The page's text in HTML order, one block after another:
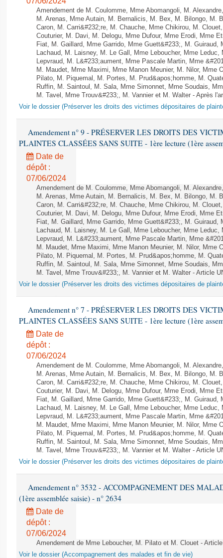
Amendement de M. Coulomme, Mme Abomangoli, M.
M. Arenas, Mme Autain, M. Bernalicis, M. Bex, M. Bilongo, M.
Caron, M. Carri&#232;re, M. Chauche, Mme Chikirou, M.
Couturier, M. Davi, M. Delogu, Mme Dufour, Mme Erodi, Mme
Fiat, M. Gaillard, Mme Garrido, Mme Guett&#233;, M.
Lachaud, M. Laisney, M. Le Gall, Mme Leboucher, Mme
Lepvraud, M. L&#233;aument, Mme Pascale Martin, Mme
M. Maudet, Mme Maximi, Mme Manon Meunier, M. Nilor, Mme
Pilato, M. Piquemal, M. Portes, M. Prud&apos;homme, M.
Ruffin, M. Saintoul, M. Sala, Mme Simonnet, Mme Soudais,
M. Tavel, Mme Trouv&#233;, M. Vannier et M. Walter - Après
Voir le dossier (Préserver les droits des victimes dépositaires de
Amendement n° 9 - PRÉSERVER LES DROITS DES
PLAINTES CLASSÉES SANS SUITE - 1ère lecture (1ère
Date de
dépôt :
07/06/2024
Amendement de M. Coulomme, Mme Abomangoli, M.
M. Arenas, Mme Autain, M. Bernalicis, M. Bex, M. Bilongo, M.
Caron, M. Carri&#232;re, M. Chauche, Mme Chikirou, M.
Couturier, M. Davi, M. Delogu, Mme Dufour, Mme Erodi, Mme
Fiat, M. Gaillard, Mme Garrido, Mme Guett&#233;, M.
Lachaud, M. Laisney, M. Le Gall, Mme Leboucher, Mme
Lepvraud, M. L&#233;aument, Mme Pascale Martin, Mme
M. Maudet, Mme Maximi, Mme Manon Meunier, M. Nilor, Mme
Pilato, M. Piquemal, M. Portes, M. Prud&apos;homme, M.
Ruffin, M. Saintoul, M. Sala, Mme Simonnet, Mme Soudais,
M. Tavel, Mme Trouv&#233;, M. Vannier et M. Walter - Article
Voir le dossier (Préserver les droits des victimes dépositaires de
Amendement n° 7 - PRÉSERVER LES DROITS DES
PLAINTES CLASSÉES SANS SUITE - 1ère lecture (1ère
Date de
dépôt :
07/06/2024
Amendement de M. Coulomme, Mme Abomangoli, M.
M. Arenas, Mme Autain, M. Bernalicis, M. Bex, M. Bilongo, M.
Caron, M. Carri&#232;re, M. Chauche, Mme Chikirou, M.
Couturier, M. Davi, M. Delogu, Mme Dufour, Mme Erodi, Mme
Fiat, M. Gaillard, Mme Garrido, Mme Guett&#233;, M.
Lachaud, M. Laisney, M. Le Gall, Mme Leboucher, Mme
Lepvraud, M. L&#233;aument, Mme Pascale Martin, Mme
M. Maudet, Mme Maximi, Mme Manon Meunier, M. Nilor, Mme
Pilato, M. Piquemal, M. Portes, M. Prud&apos;homme, M.
Ruffin, M. Saintoul, M. Sala, Mme Simonnet, Mme Soudais,
M. Tavel, Mme Trouv&#233;, M. Vannier et M. Walter - Article
Voir le dossier (Préserver les droits des victimes dépositaires de
Amendement n° 3532 - ACCOMPAGNEMENT DES
(1ère assemblée saisie) - n° 2634
Date de
dépôt :
07/06/2024
Amendement de Mme Leboucher, M. Pilato et M. Clouet -
Voir le dossier (Accompagnement des malades et fin de vie)